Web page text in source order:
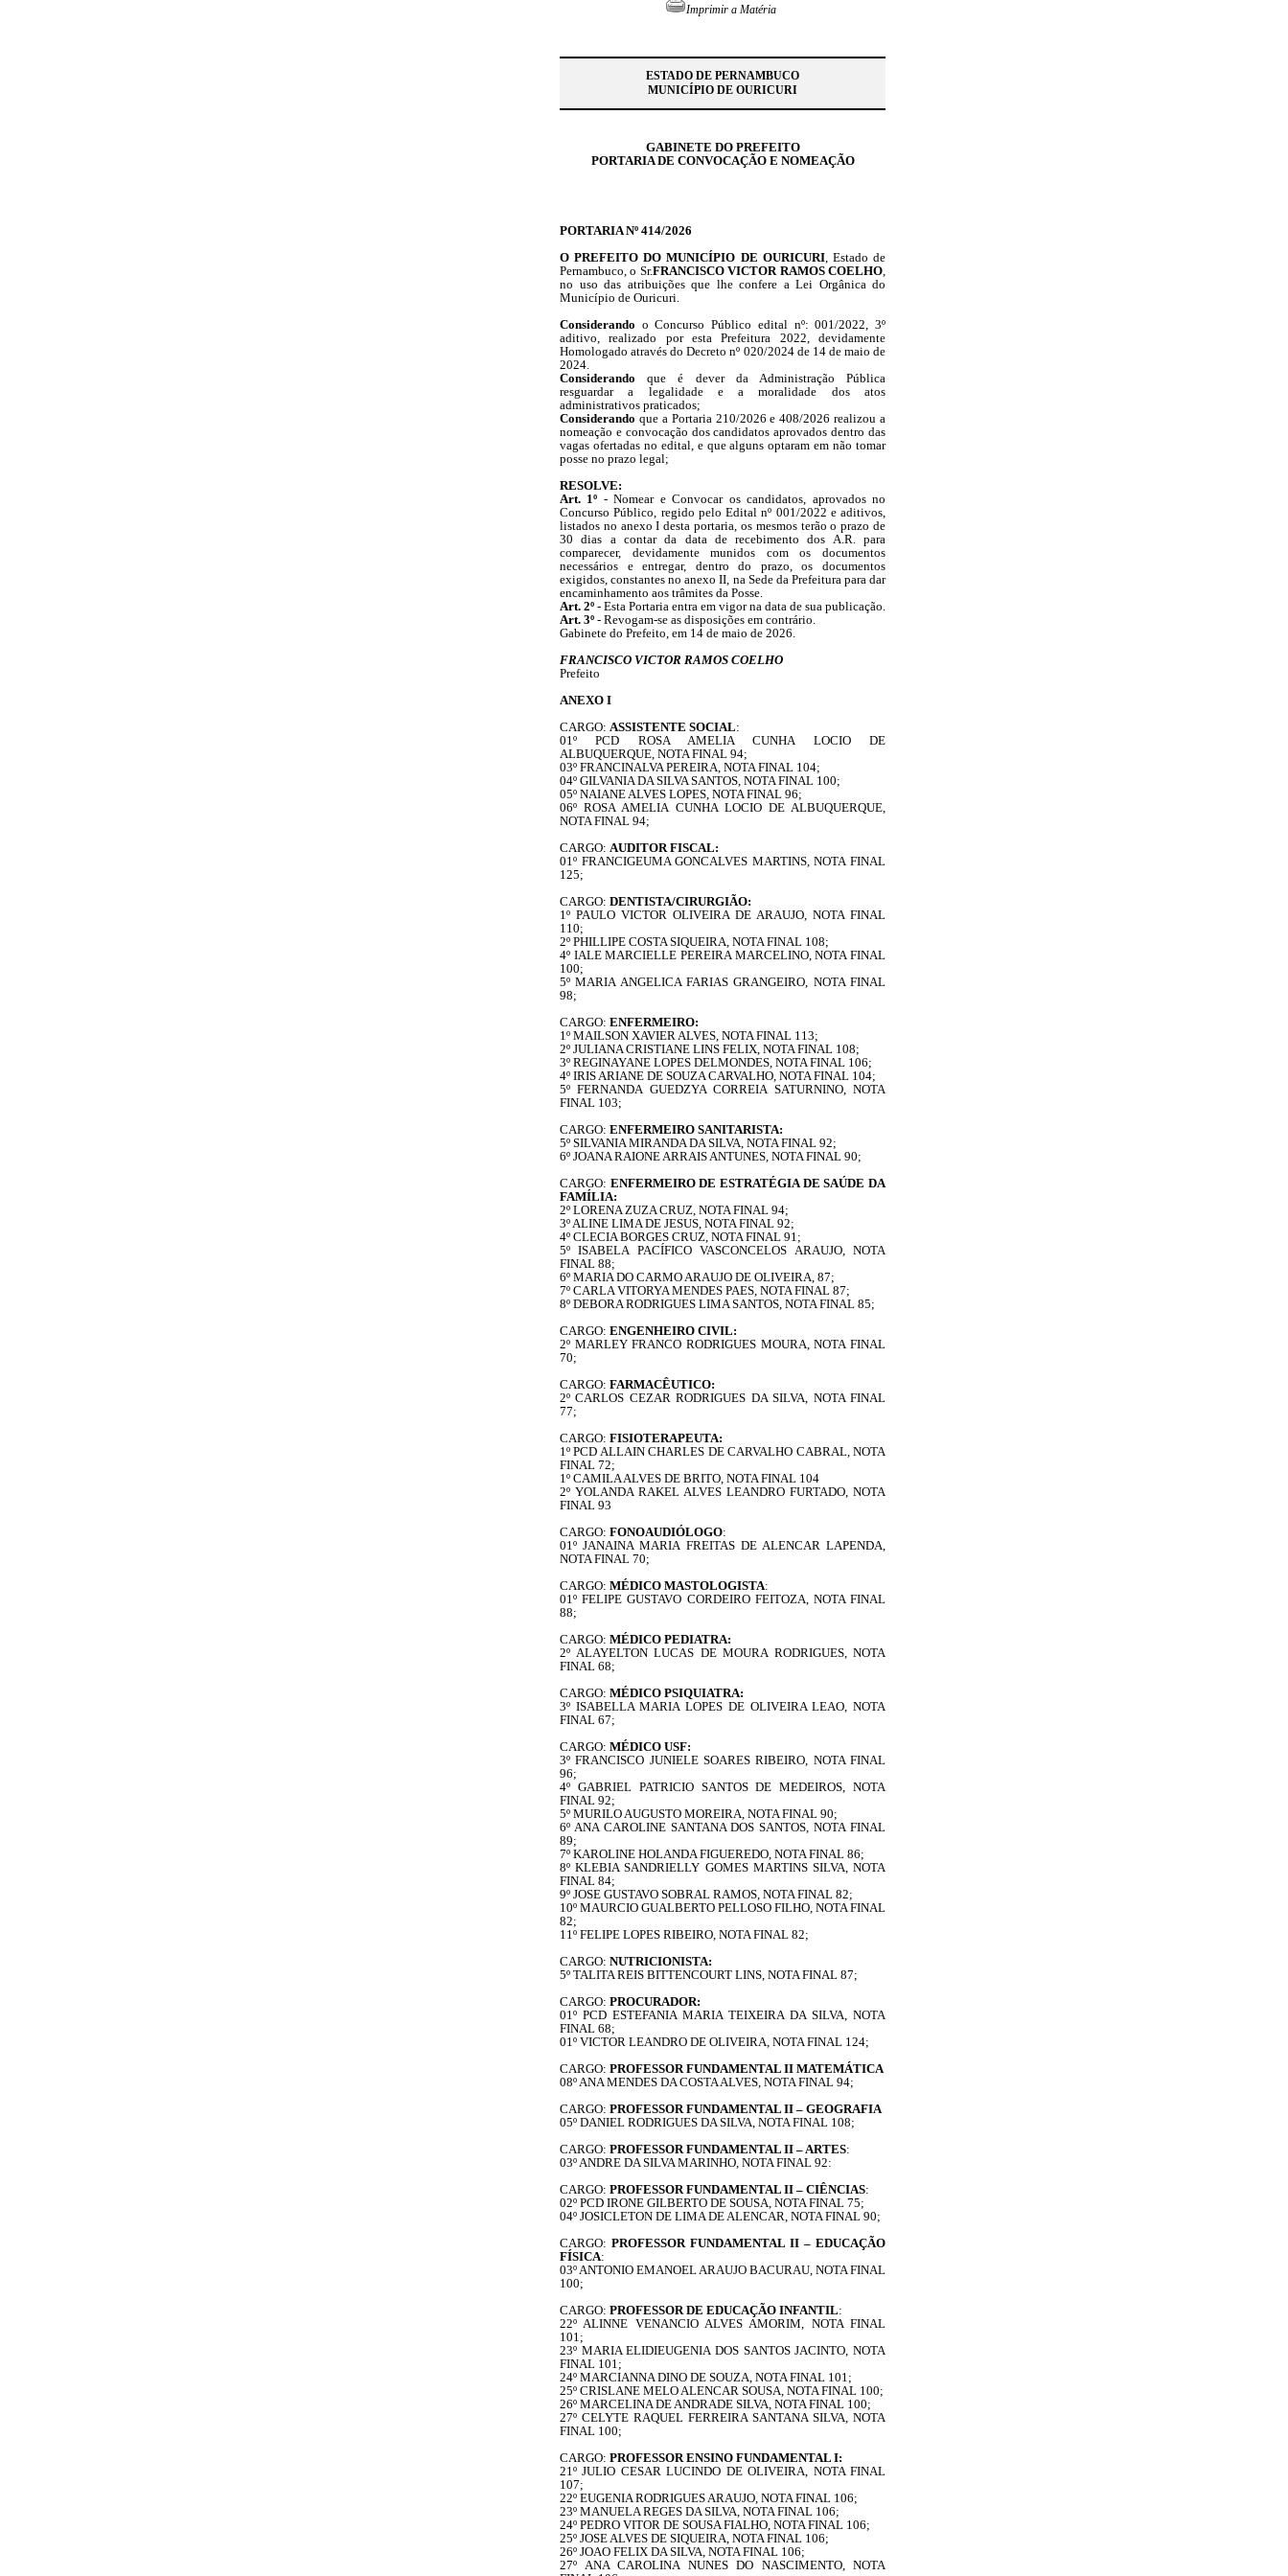
Imprimir a Matéria
ESTADO DE PERNAMBUCO
MUNICÍPIO DE OURICURI
GABINETE DO PREFEITO
PORTARIA DE CONVOCAÇÃO E NOMEAÇÃO
PORTARIA Nº 414/2026
O PREFEITO DO MUNICÍPIO DE OURICURI, Estado de
Pernambuco, o Sr.FRANCISCO VICTOR RAMOS COELHO
no uso das atribuições que lhe confere a Lei Orgânica do
Município de Ouricuri.
Considerando o Concurso Público edital nº: 001/2022, 3º
aditivo, realizado por esta Prefeitura 2022, devidamente
Homologado através do Decreto nº 020/2024 de 14 de maio de
2024.
Considerando que é dever da Administração Pública
resguardar a legalidade e a moralidade dos atos
administrativos praticados;
Considerando que a Portaria 210/2026 e 408/2026 realizou a
nomeação e convocação dos candidatos aprovados dentro das
vagas ofertadas no edital, e que alguns optaram em não tomar
posse no prazo legal;
RESOLVE:
Art. 1º - Nomear e Convocar os candidatos, aprovados no
Concurso Público, regido pelo Edital nº 001/2022 e aditivos,
listados no anexo I desta portaria, os mesmos terão o prazo de
30 dias a contar da data de recebimento dos A.R. para
comparecer, devidamente munidos com os documentos
necessários e entregar, dentro do prazo, os documentos
exigidos, constantes no anexo II, na Sede da Prefeitura para dar
encaminhamento aos trâmites da Posse.
Art. 2º - Esta Portaria entra em vigor na data de sua publicação.
Art. 3º - Revogam-se as disposições em contrário.
Gabinete do Prefeito, em 14 de maio de 2026.
FRANCISCO VICTOR RAMOS COELHO
Prefeito
ANEXO I
CARGO: ASSISTENTE SOCIAL:
01º PCD ROSA AMELIA CUNHA LOCIO DE
ALBUQUERQUE, NOTA FINAL 94;
03º FRANCINALVA PEREIRA, NOTA FINAL 104;
04º GILVANIA DA SILVA SANTOS, NOTA FINAL 100;
05º NAIANE ALVES LOPES, NOTA FINAL 96;
06º ROSA AMELIA CUNHA LOCIO DE ALBUQUERQUE,
NOTA FINAL 94;
CARGO: AUDITOR FISCAL:
01º FRANCIGEUMA GONCALVES MARTINS, NOTA FINAL
125;
CARGO: DENTISTA/CIRURGIÃO:
1º PAULO VICTOR OLIVEIRA DE ARAUJO, NOTA FINAL
110;
2º PHILLIPE COSTA SIQUEIRA, NOTA FINAL 108;
4º IALE MARCIELLE PEREIRA MARCELINO, NOTA FINAL
100;
5º MARIA ANGELICA FARIAS GRANGEIRO, NOTA FINAL
98;
CARGO: ENFERMEIRO:
1º MAILSON XAVIER ALVES, NOTA FINAL 113;
2º JULIANA CRISTIANE LINS FELIX, NOTA FINAL 108;
3º REGINAYANE LOPES DELMONDES, NOTA FINAL 106;
4º IRIS ARIANE DE SOUZA CARVALHO, NOTA FINAL 104;
5º FERNANDA GUEDZYA CORREIA SATURNINO, NOTA
FINAL 103;
CARGO: ENFERMEIRO SANITARISTA:
5º SILVANIA MIRANDA DA SILVA, NOTA FINAL 92;
6º JOANA RAIONE ARRAIS ANTUNES, NOTA FINAL 90;
CARGO: ENFERMEIRO DE ESTRATÉGIA DE SAÚDE DA
FAMÍLIA:
2º LORENA ZUZA CRUZ, NOTA FINAL 94;
3º ALINE LIMA DE JESUS, NOTA FINAL 92;
4º CLECIA BORGES CRUZ, NOTA FINAL 91;
5º ISABELA PACÍFICO VASCONCELOS ARAUJO, NOTA
FINAL 88;
6º MARIA DO CARMO ARAUJO DE OLIVEIRA, 87;
7º CARLA VITORYA MENDES PAES, NOTA FINAL 87;
8º DEBORA RODRIGUES LIMA SANTOS, NOTA FINAL 85;
CARGO: ENGENHEIRO CIVIL:
2º MARLEY FRANCO RODRIGUES MOURA, NOTA FINAL
70;
CARGO: FARMACÊUTICO:
2º CARLOS CEZAR RODRIGUES DA SILVA, NOTA FINAL
77;
CARGO: FISIOTERAPEUTA:
1º PCD ALLAIN CHARLES DE CARVALHO CABRAL, NOTA
FINAL 72;
1º CAMILA ALVES DE BRITO, NOTA FINAL 104
2º YOLANDA RAKEL ALVES LEANDRO FURTADO, NOTA
FINAL 93
CARGO: FONOAUDIÓLOGO:
01º JANAINA MARIA FREITAS DE ALENCAR LAPENDA,
NOTA FINAL 70;
CARGO: MÉDICO MASTOLOGISTA:
01º FELIPE GUSTAVO CORDEIRO FEITOZA, NOTA FINAL
88;
CARGO: MÉDICO PEDIATRA:
2º ALAYELTON LUCAS DE MOURA RODRIGUES, NOTA
FINAL 68;
CARGO: MÉDICO PSIQUIATRA:
3º ISABELLA MARIA LOPES DE OLIVEIRA LEAO, NOTA
FINAL 67;
CARGO: MÉDICO USF:
3º FRANCISCO JUNIELE SOARES RIBEIRO, NOTA FINAL
96;
4º GABRIEL PATRICIO SANTOS DE MEDEIROS, NOTA
FINAL 92;
5º MURILO AUGUSTO MOREIRA, NOTA FINAL 90;
6º ANA CAROLINE SANTANA DOS SANTOS, NOTA FINAL
89;
7º KAROLINE HOLANDA FIGUEREDO, NOTA FINAL 86;
8º KLEBIA SANDRIELLY GOMES MARTINS SILVA, NOTA
FINAL 84;
9º JOSE GUSTAVO SOBRAL RAMOS, NOTA FINAL 82;
10º MAURCIO GUALBERTO PELLOSO FILHO, NOTA FINAL
82;
11º FELIPE LOPES RIBEIRO, NOTA FINAL 82;
CARGO: NUTRICIONISTA:
5º TALITA REIS BITTENCOURT LINS, NOTA FINAL 87;
CARGO: PROCURADOR:
01º PCD ESTEFANIA MARIA TEIXEIRA DA SILVA, NOTA
FINAL 68;
01º VICTOR LEANDRO DE OLIVEIRA, NOTA FINAL 124;
CARGO: PROFESSOR FUNDAMENTAL II MATEMÁTICA
08º ANA MENDES DA COSTA ALVES, NOTA FINAL 94;
CARGO: PROFESSOR FUNDAMENTAL II – GEOGRAFIA
05º DANIEL RODRIGUES DA SILVA, NOTA FINAL 108;
CARGO: PROFESSOR FUNDAMENTAL II – ARTES:
03º ANDRE DA SILVA MARINHO, NOTA FINAL 92:
CARGO: PROFESSOR FUNDAMENTAL II – CIÊNCIAS:
02º PCD IRONE GILBERTO DE SOUSA, NOTA FINAL 75;
04º JOSICLETON DE LIMA DE ALENCAR, NOTA FINAL 90;
CARGO: PROFESSOR FUNDAMENTAL II – EDUCAÇÃO
FÍSICA:
03º ANTONIO EMANOEL ARAUJO BACURAU, NOTA FINAL
100;
CARGO: PROFESSOR DE EDUCAÇÃO INFANTIL:
22º ALINNE VENANCIO ALVES AMORIM, NOTA FINAL
101;
23º MARIA ELIDIEUGENIA DOS SANTOS JACINTO, NOTA
FINAL 101;
24º MARCIANNA DINO DE SOUZA, NOTA FINAL 101;
25º CRISLANE MELO ALENCAR SOUSA, NOTA FINAL 100;
26º MARCELINA DE ANDRADE SILVA, NOTA FINAL 100;
27º CELYTE RAQUEL FERREIRA SANTANA SILVA, NOTA
FINAL 100;
CARGO: PROFESSOR ENSINO FUNDAMENTAL I:
21º JULIO CESAR LUCINDO DE OLIVEIRA, NOTA FINAL
107;
22º EUGENIA RODRIGUES ARAUJO, NOTA FINAL 106;
23º MANUELA REGES DA SILVA, NOTA FINAL 106;
24º PEDRO VITOR DE SOUSA FIALHO, NOTA FINAL 106;
25º JOSE ALVES DE SIQUEIRA, NOTA FINAL 106;
26º JOAO FELIX DA SILVA, NOTA FINAL 106;
27º ANA CAROLINA NUNES DO NASCIMENTO, NOTA